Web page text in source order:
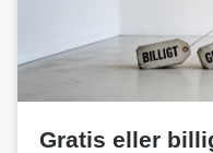
Gratis eller